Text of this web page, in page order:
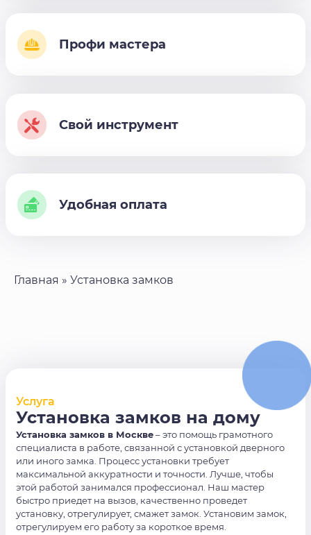
Профи мастера
Свой инструмент
Удобная оплата
Главная » Установка замков
Услуга
Установка замков на дому
Установка замков в Москве– это помощь грамотного
специалиста в работе, связанной с установкой дверного
или иного замка. Процесс установки требует
максимальной аккуратности и точности. Лучше, чтобы
этой работой занимался профессионал. Наш мастер
быстро приедет на вызов, качественно проведет
установку, отрегулирует, смажет замок. Установим замок,
отрегулируем его работу за короткое время.